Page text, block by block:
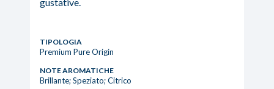
TIPOLOGIA
Premium Pure Origin
NOTE AROMATICHE
Brillante; Speziato; Citrico